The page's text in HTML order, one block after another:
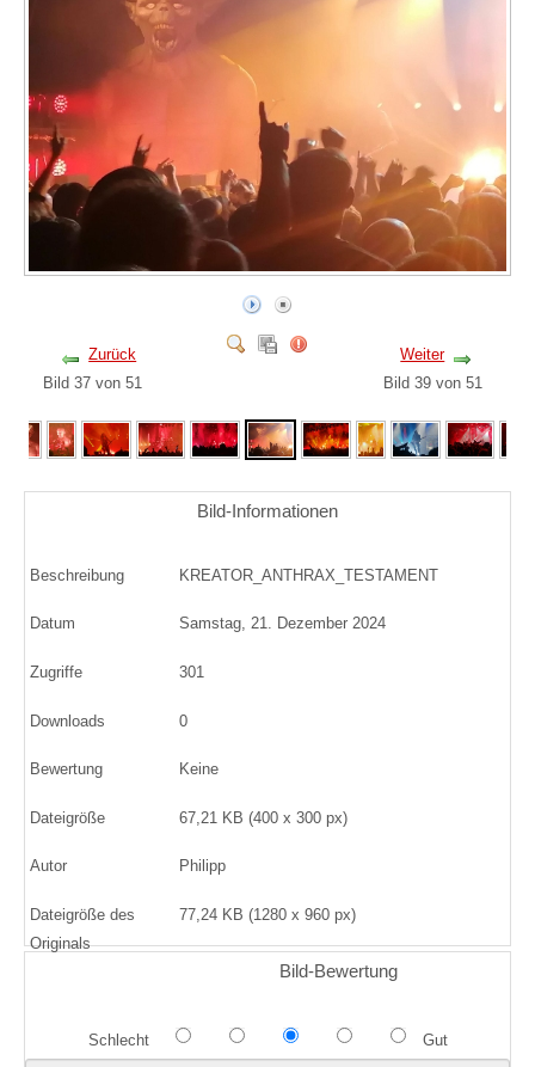
Zurück
Bild 37 von 51
Weiter
Bild 39 von 51
Bild-Informationen
Beschreibung KREATOR_ANTHRAX_TESTAMENT
Datum Samstag, 21. Dezember 2024
Zugriffe 301
Downloads 0
Bewertung Keine
Dateigröße 67,21 KB (400 x 300 px)
Autor Philipp
Dateigröße des
Originals
77,24 KB (1280 x 960 px)
Bild-Bewertung
Schlecht Gut